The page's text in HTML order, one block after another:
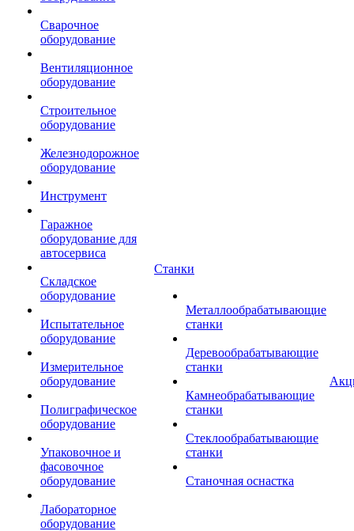
Сварочное
оборудование
Вентиляционное
оборудование
Строительное
оборудование
Железнодорожное
оборудование
Инструмент
Гаражное
оборудование для
автосервиса
Складское
оборудование
Испытательное
оборудование
Измерительное
оборудование
Полиграфическое
оборудование
Упаковочное и
фасовочное
оборудование
Лабораторное
оборудование
Станки
Металлообрабатывающие
станки
Деревообрабатывающие
станки
Камнеобрабатывающие
станки
Стеклообрабатывающие
станки
Станочная оснастка